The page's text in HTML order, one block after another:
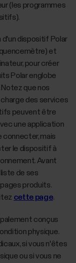
(les programmes
d'un dispositif Polar
et
pour créer
Polar englobe
que nos
des services
peuvent être
une application
connecter, mais
le dispositif à
Avant
de ses
produits.
cette page.
conçus
physique.
si vous n'êtes
ou si vous ne